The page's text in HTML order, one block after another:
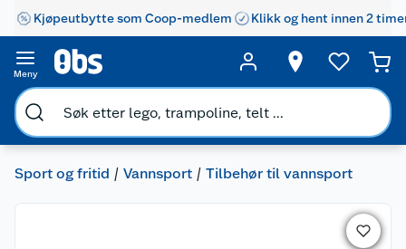
Kjøpeutbytte som Coop-medlem Klikk og hent innen 2
Meny
Sport og fritid Vannsport Tilbehør til vannsport